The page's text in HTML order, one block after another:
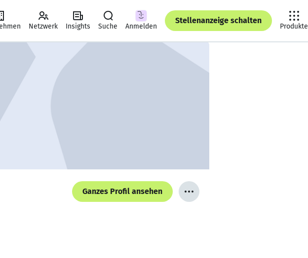
Netzwerk Insights Suche Anmelden
Stellenanzeige schalten
Produkte
Ganzes Profil ansehen